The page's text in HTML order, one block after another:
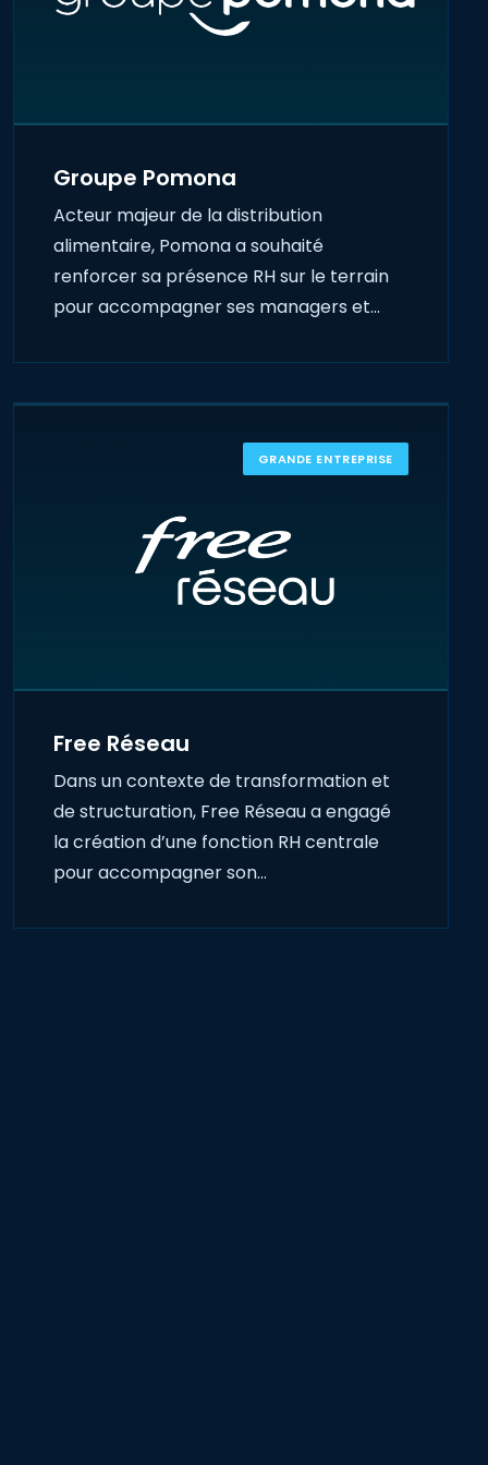
Groupe Pomona
Acteur majeur de la distribution
alimentaire, Pomona a souhaité
renforcer sa présence RH sur le terrain
pour accompagner ses managers et…
GRANDE ENTREPRISE
Free Réseau
Dans un contexte de transformation et
de structuration, Free Réseau a engagé
la création d’une fonction RH centrale
pour accompagner son…